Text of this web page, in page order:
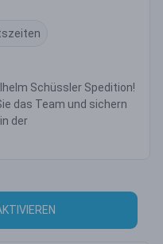
Schüssler Spedition!
das Team und sichern
der